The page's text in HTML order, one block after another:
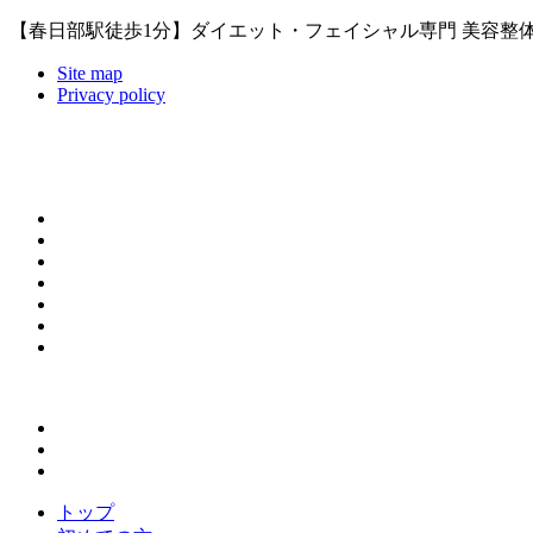
【春日部駅徒歩1分】ダイエット・フェイシャル専門 美容整
Site map
Privacy policy
トップ